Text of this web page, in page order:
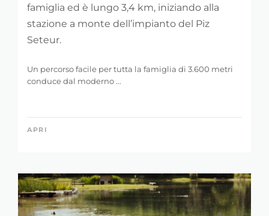
famiglia ed è lungo 3,4 km, iniziando alla
stazione a monte dell’impianto del Piz
Seteur.
Un percorso facile per tutta la famiglia di 3.600 metri
conduce dal moderno ...
APRI